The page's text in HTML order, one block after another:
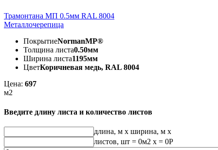
Трамонтана МП 0.5мм RAL 8004
Металлочерепица
ПокрытиеNormanMP®
Толщина листа0.50мм
Ширина листа1195мм
ЦветКоричневая медь, RAL 8004
Цена: 697
м2
Введите длину листа и количество листов
длина, м x ширина, м x
листов, шт = 0м2 x = 0Р